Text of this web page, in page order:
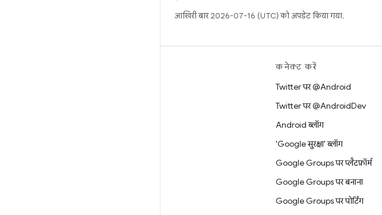
आखिरी बार 2026-07-16 (UTC) को अपडेट किया गया.
कनेक्ट करें
Twitter पर @Android
Twitter पर @AndroidDev
Android ब्लॉग
'Google सुरक्षा' ब्लॉग
Google Groups पर प्लैटफ़ॉर्म
Google Groups पर बनाना
Google Groups पर पोर्टिंग